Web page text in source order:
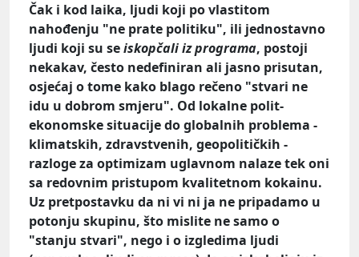
Čak i kod laika, ljudi koji po vlastitom
nahođenju "ne prate politiku", ili jednostavno
ljudi koji su seiskopčali iz programa, postoji
nekakav, često nedefiniran ali jasno prisutan,
osjećaj o tome kako blago rečeno "stvari ne
idu u dobrom smjeru". Od lokalne polit-
ekonomske situacije do globalnih problema -
klimatskih, zdravstvenih, geopolitičkih -
razloge za optimizam uglavnom nalaze tek oni
sa redovnim pristupom kvalitetnom kokainu.
Uz pretpostavku da ni vi ni ja ne pripadamo u
potonju skupinu, što mislite ne samo o
"stanju stvari", nego i o izgledima ljudi